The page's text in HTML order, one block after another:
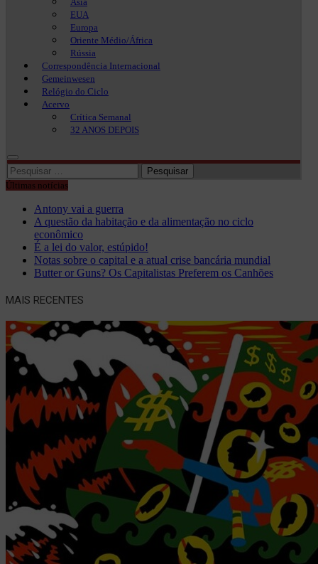
EUA
Europa
Oriente Médio/África
Rússia
Correspondência Internacional
Gemeinwesen
Relógio do Ciclo
Acervo
Crítica Semanal
32 ANOS DEPOIS
Pesquisar
por:
Últimas notícias
Antony vai a guerra
A questão da habitação e da alimentação no ciclo
econômico
É a lei do valor, estúpido!
Notas sobre o capital e a atual crise bancária mundial
Butter or Guns? Os Capitalistas Preferem os Canhões
MAIS RECENTES